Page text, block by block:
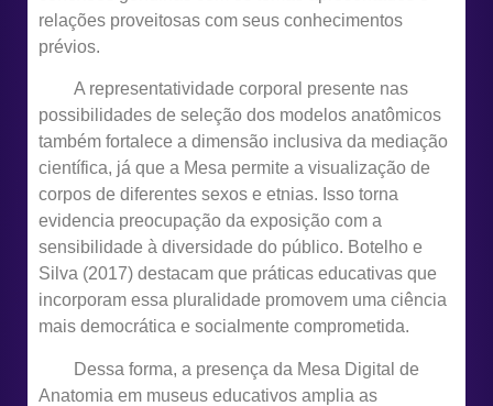
relações proveitosas com seus conhecimentos
prévios.
A representatividade corporal presente nas
possibilidades de seleção dos modelos anatômicos
também fortalece a dimensão inclusiva da mediação
científica, já que a Mesa permite a visualização de
corpos de diferentes sexos e etnias. Isso torna
evidencia preocupação da exposição com a
sensibilidade à diversidade do público. Botelho e
Silva (2017) destacam que práticas educativas que
incorporam essa pluralidade promovem uma ciência
mais democrática e socialmente comprometida.
Dessa forma, a presença da Mesa Digital de
Anatomia em museus educativos amplia as